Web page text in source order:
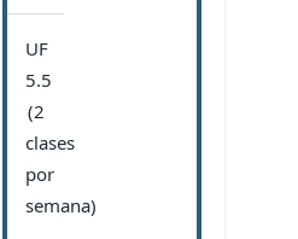
UF
5.5
(2
clases
por
semana)